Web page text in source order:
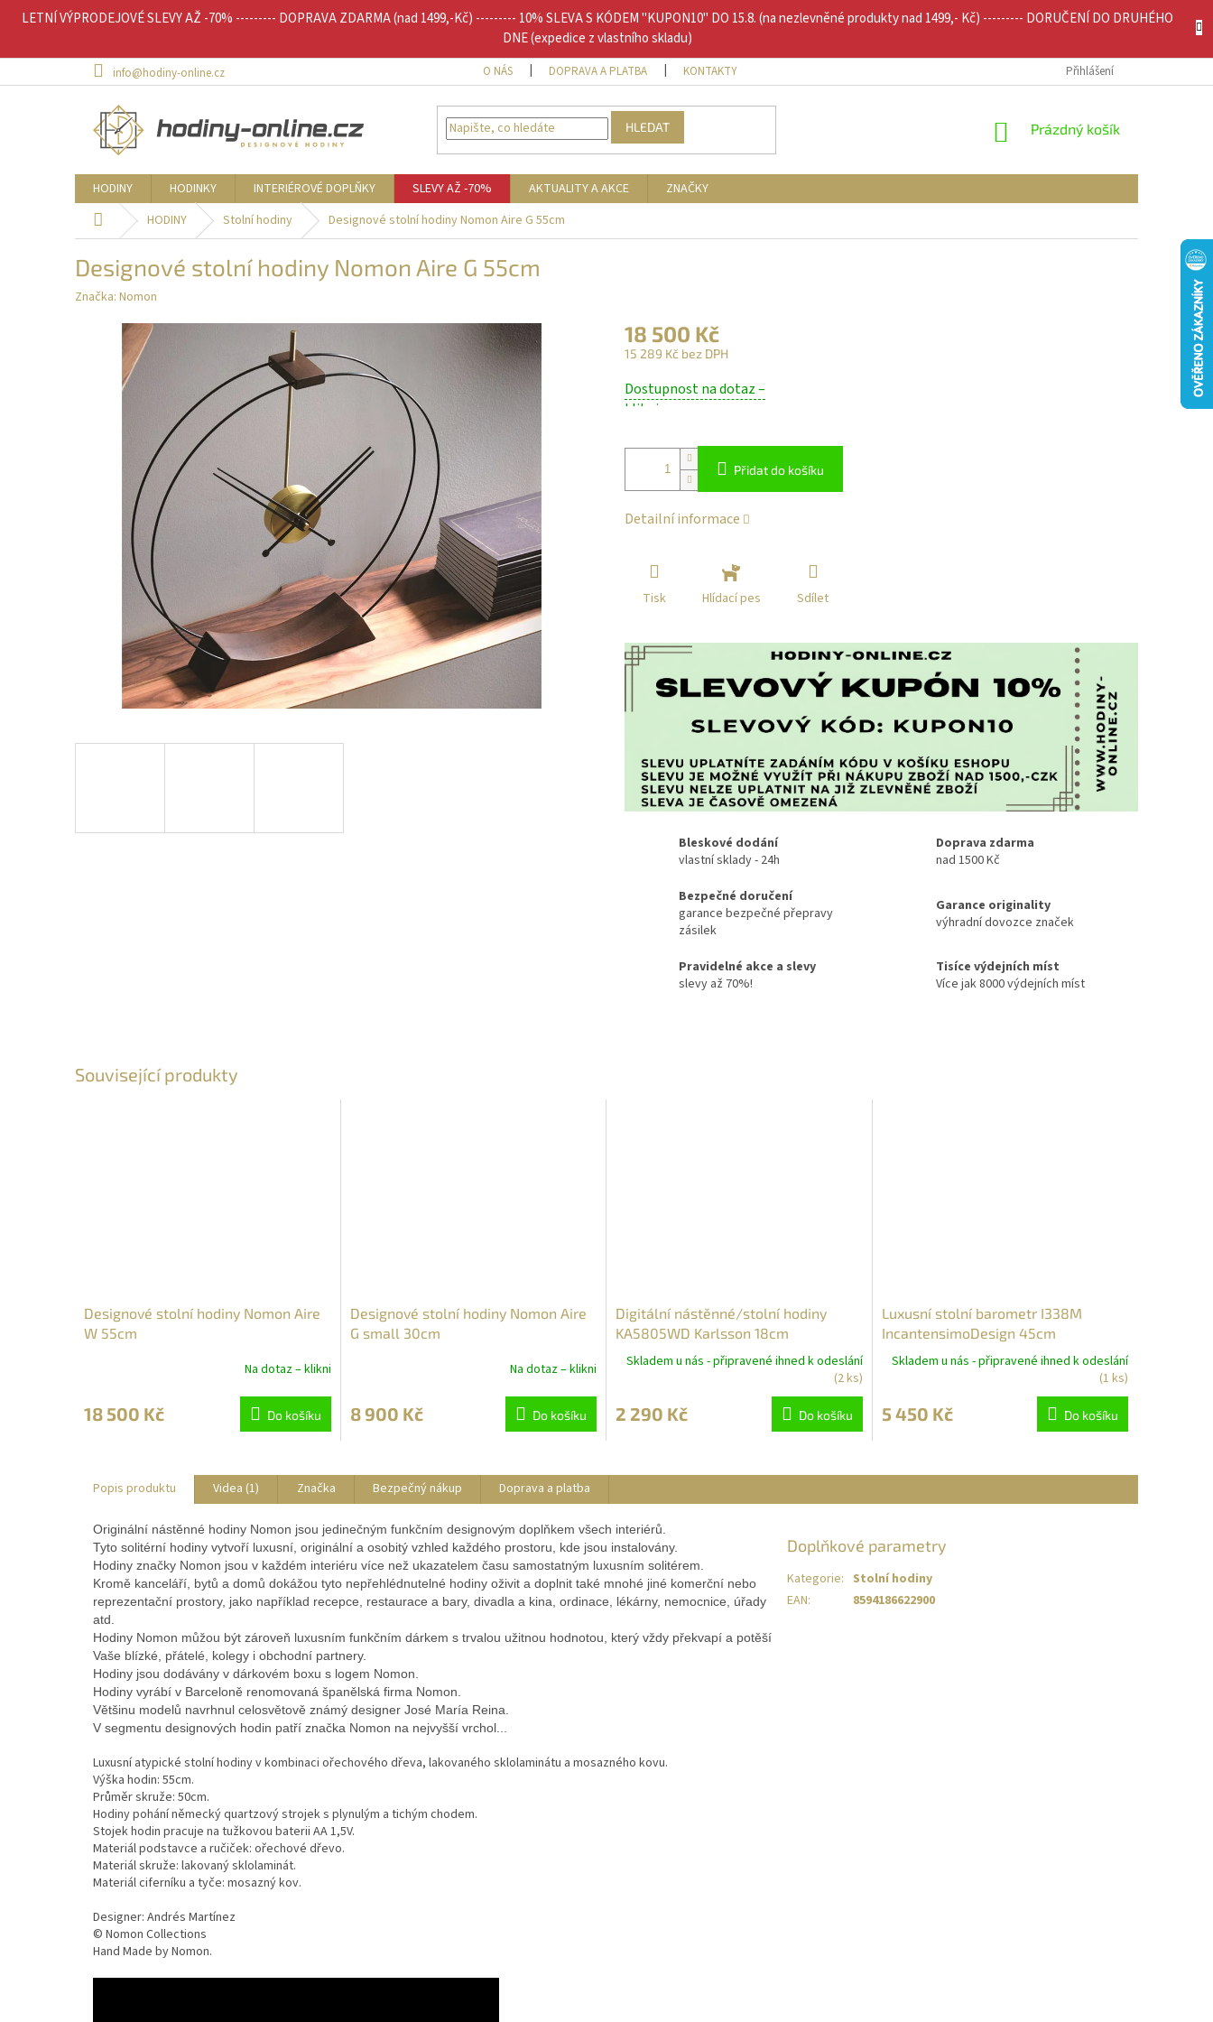
LETNÍ VÝPRODEJOVÉ SLEVY AŽ -70% --------- DOPRAVA ZDARMA (nad 1499,-Kč) --------- 10% SLEVA S KÓDEM "KUPON10" DO 15.8. (na nezlevněné produkty nad 1499,- Kč) --------- DORUČENÍ DO DRUHÉHO
DNE (expedice z vlastního skladu)
info@hodiny-online.cz O NÁS DOPRAVA A PLATBA KONTAKTY Přihlášení
HLEDAT
NÁKUPNÍ
Prázdný košík
HODINY HODINKY INTERIÉROVÉ DOPLŇKY SLEVY AŽ -70% AKTUALITY A AKCE
ZNAČKY
Domů HODINY Stolní hodiny Designové stolní hodiny Nomon Aire G 55cm
Designové stolní hodiny Nomon Aire G 55cm
Značka: Nomon
18 500 Kč
15 289 Kč bez DPH
cena:
Dostupnost na dotaz –
klikni
Přidat do košíku
Detailní informace
Tisk Hlídací pes Sdílet
Bleskové dodání
vlastní sklady - 24h
Doprava zdarma
nad 1500 Kč
Bezpečné doručení
garance bezpečné přepravy
zásilek
Garance originality
výhradní dovozce značek
Pravidelné akce a slevy
slevy až 70%!
Tisíce výdejních míst
Více jak 8000 výdejních míst
Související produkty
Designové stolní hodiny Nomon Aire
W 55cm
Na dotaz – klikni
18 500 Kč Do košíku
Designové stolní hodiny Nomon Aire
G small 30cm
Na dotaz – klikni
8 900 Kč Do košíku
Digitální nástěnné/stolní hodiny
KA5805WD Karlsson 18cm
Skladem u nás - připravené ihned k odeslání
(2 ks)
2 290 Kč Do košíku
Luxusní stolní barometr I338M
IncantensimoDesign 45cm
Skladem u nás - připravené ihned k odeslání
(1 ks)
5 450 Kč Do košíku
Popis produktu Videa (1) Značka Bezpečný nákup Doprava a platba
Originální nástěnné hodiny Nomon jsou jedinečným funkčním designovým doplňkem všech interiérů.
Tyto solitérní hodiny vytvoří luxusní, originální a osobitý vzhled každého prostoru, kde jsou instalovány.
Hodiny značky Nomon jsou v každém interiéru více než ukazatelem času samostatným luxusním solitérem.
Kromě kanceláří, bytů a domů dokážou tyto nepřehlédnutelné hodiny oživit a doplnit také mnohé jiné komerční nebo
reprezentační prostory, jako například recepce, restaurace a bary, divadla a kina, ordinace, lékárny, nemocnice, úřady
atd.
Hodiny Nomon můžou být zároveň luxusním funkčním dárkem s trvalou užitnou hodnotou, který vždy překvapí a potěší
Vaše blízké, přátelé, kolegy i obchodní partnery.
Hodiny jsou dodávány v dárkovém boxu s logem Nomon.
Hodiny vyrábí v Barceloně renomovaná španělská firma Nomon.
Většinu modelů navrhnul celosvětově známý designer José María Reina.
V segmentu designových hodin patří značka Nomon na nejvyšší vrchol...
Luxusní atypické stolní hodiny v kombinaci ořechového dřeva, lakovaného sklolaminátu a mosazného kovu.
Výška hodin: 55cm.
Průměr skruže: 50cm.
Hodiny pohání německý quartzový strojek s plynulým a tichým chodem.
Stojek hodin pracuje na tužkovou baterii AA 1,5V.
Materiál podstavce a ručiček: ořechové dřevo.
Materiál skruže: lakovaný sklolaminát.
Materiál ciferníku a tyče: mosazný kov.
Designer: Andrés Martínez
© Nomon Collections
Hand Made by Nomon.
Doplňkové parametry
Kategorie: Stolní hodiny
EAN: 8594186622900